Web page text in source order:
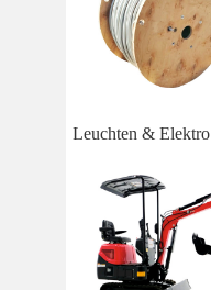
Leuchten & Elektro